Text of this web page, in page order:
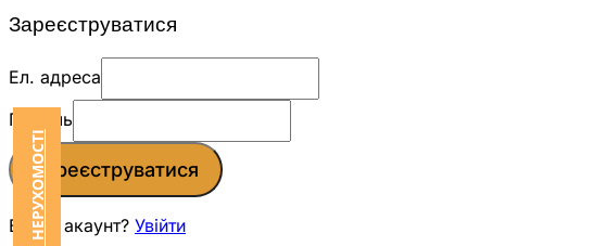
Зареєструватися
Ел. адреса
Пароль
Зареєструватися
Вже є акаунт? Увійти